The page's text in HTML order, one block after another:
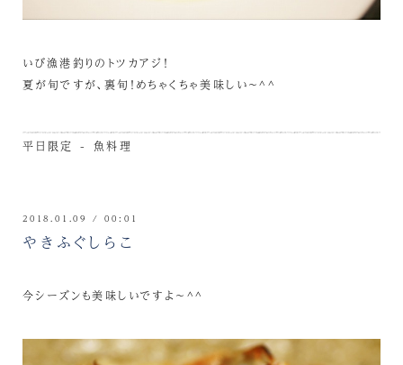
いび漁港釣りのトツカアジ！
夏が旬ですが、裏旬！めちゃくちゃ美味しい～^^
平日限定 - 魚料理
2018.01.09 / 00:01
やきふぐしらこ
今シーズンも美味しいですよ～^^